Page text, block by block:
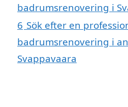
badrumsrenovering i
6 Sök efter en
badrumsrenovering i
Svappavaara